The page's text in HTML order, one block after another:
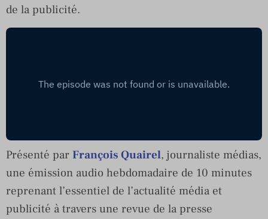
de la publicité.
Présenté par François Quairel, journaliste médias,
une émission audio hebdomadaire de 10 minutes
reprenant l’essentiel de l’actualité média et
publicité à travers une revue de la presse